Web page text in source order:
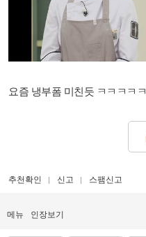
요즘 냉부폼 미친듯 ㅋㅋㅋㅋㅋ
추천확인 신고 스팸신고
메뉴 인장보기